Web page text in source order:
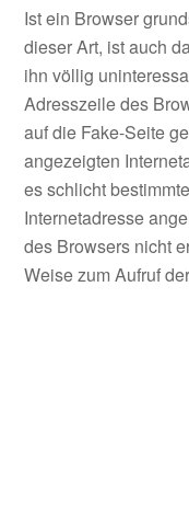
Ist ein Browser
dieser Art, ist auch
ihn völlig
Adresszeile des
auf die Fake-Seite
angezeigten
es schlicht
Internetadresse
des Browsers nicht
Weise zum Aufruf